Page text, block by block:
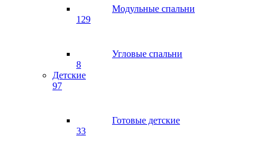
Модульные спальни
129
Угловые спальни
8
Детские
97
Готовые детские
33